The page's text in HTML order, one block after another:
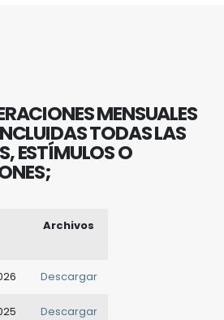
MENSUALES
TODAS LAS
ESTÍMULOS O
Archivos
Descargar
Descargar